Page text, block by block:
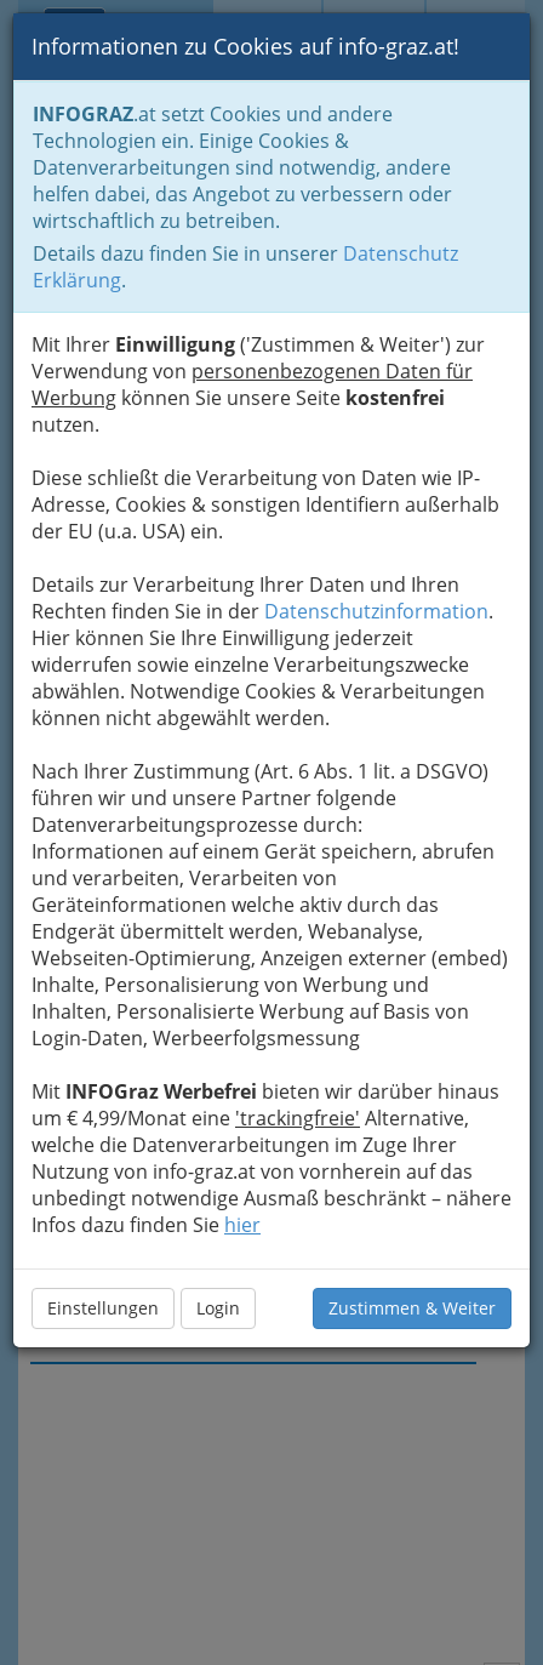
Suche Login Toggle
Informationen zu Cookies auf info-graz.at!
INFOGRAZ.at setzt Cookies und andere
Technologien ein. Einige Cookies &
Datenverarbeitungen sind notwendig, andere
helfen dabei, das Angebot zu verbessern oder
wirtschaftlich zu betreiben.
Details dazu finden Sie in unserer Datenschutz
Erklärung.
Mit Ihrer Einwilligung('Zustimmen & Weiter') zur
Verwendung von personenbezogenen Daten für
Werbung können Sie unsere Seite kostenfrei
nutzen.
Diese schließt die Verarbeitung von Daten wie IP-
Adresse, Cookies & sonstigen Identifiern außerhalb
der EU (u.a. USA) ein.
Details zur Verarbeitung Ihrer Daten und Ihren
Rechten finden Sie in der Datenschutzinformation.
Hier können Sie Ihre Einwilligung jederzeit
widerrufen sowie einzelne Verarbeitungszwecke
abwählen. Notwendige Cookies & Verarbeitungen
können nicht abgewählt werden.
Nach Ihrer Zustimmung (Art. 6 Abs. 1 lit. a DSGVO)
führen wir und unsere Partner folgende
Datenverarbeitungsprozesse durch:
Informationen auf einem Gerät speichern, abrufen
und verarbeiten, Verarbeiten von
Geräteinformationen welche aktiv durch das
Endgerät übermittelt werden, Webanalyse,
Webseiten-Optimierung, Anzeigen externer (embed)
Inhalte, Personalisierung von Werbung und
Inhalten, Personalisierte Werbung auf Basis von
Login-Daten, Werbeerfolgsmessung
Mit INFOGraz Werbefrei bieten wir darüber hinaus
um € 4,99/Monat eine 'trackingfreie' Alternative,
welche die Datenverarbeitungen im Zuge Ihrer
Nutzung von info-graz.at von vornherein auf das
unbedingt notwendige Ausmaß beschränkt – nähere
Infos dazu finden Sie hier
Einstellungen Login Zustimmen & Weiter
Home Branchen
Ing. Ekkehard Fezzi
Plüddemanngasse 93, 8010 Graz
+43 316 423042
+43 316 463677
Karte
Kontaktaufnahme
Um die Info-Graz Firmenvor Spam-Mails zu
bewahren, verwenden wir an dieser Stelle zur
Übermittlung Ihrer Nachricht ein sicheres
Formular. Ihre Nachricht wird nach dem
Absenden umgehend per Mail an das
Unternehmen weitergeleitet.
Meine Email Adresse
Mein Betreff
Meine Nachricht
Meine Nachricht senden